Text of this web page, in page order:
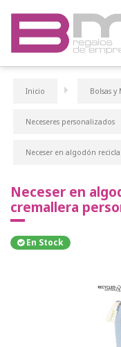
Inicio Bolsas y
Neceseres personalizados
Neceser en algodón
Neceser en
cremallera
En Stock